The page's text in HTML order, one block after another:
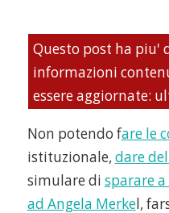
Questo post ha piu'
informazioni
essere aggiornate:
Non potendo fare le
istituzionale, dare
simulare di sparare
ad Angela Merkel,